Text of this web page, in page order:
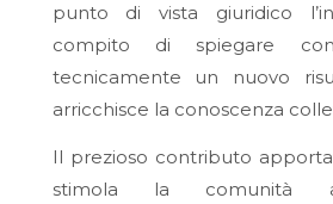
punto di vista giuridico
compito di spiegare
tecnicamente un nuovo
arricchisce la conoscenza
Il prezioso contributo
stimola la comunità a